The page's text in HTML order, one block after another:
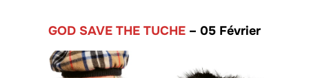
GOD SAVE THE TUCHE – 05 Février